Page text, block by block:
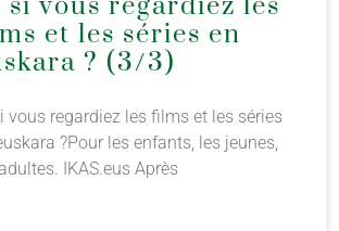
et les séries en
? (3/3)
vous regardiez les films et les séries
?Pour les enfants, les jeunes,
IKAS.eus Après